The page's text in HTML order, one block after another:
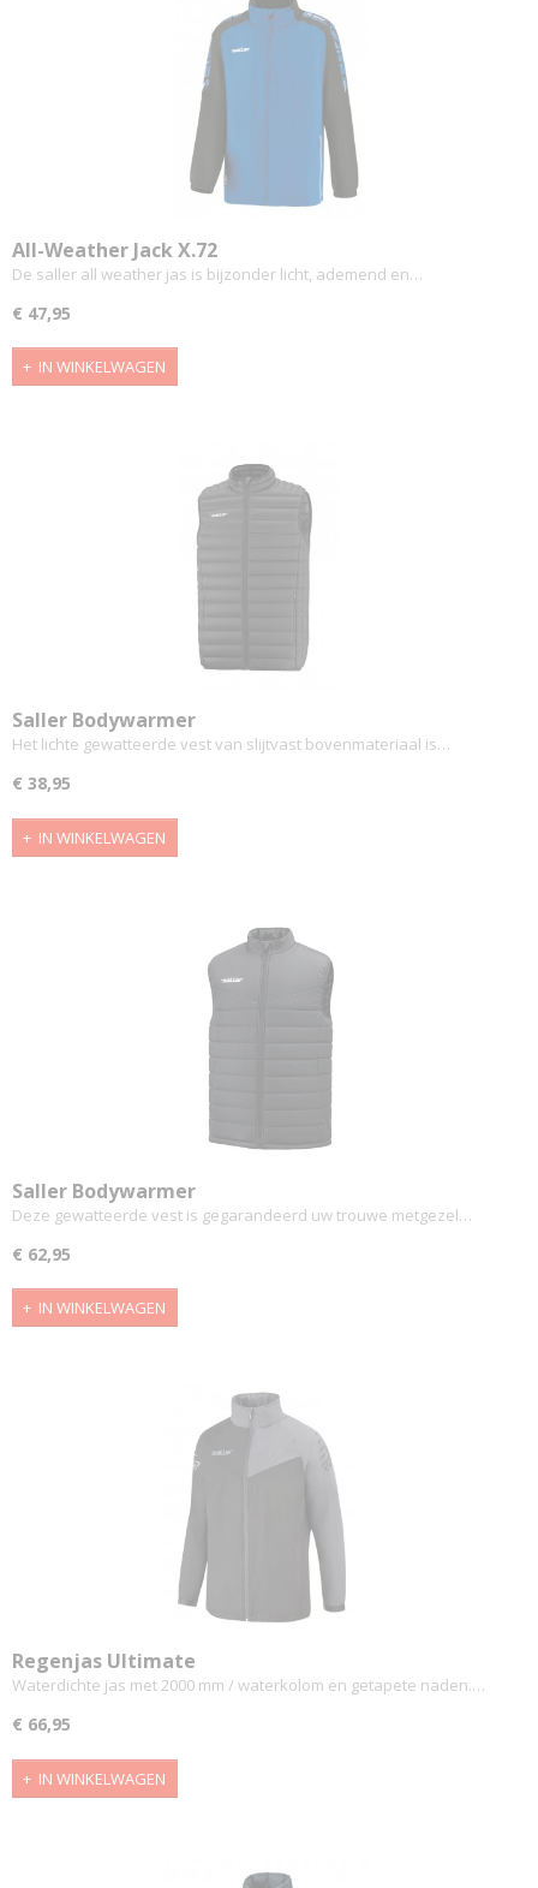
All-Weather Jack X.72
De saller all weather jas is bijzonder licht, ademend en…
€ 47,95
IN WINKELWAGEN
Saller Bodywarmer
Het lichte gewatteerde vest van slijtvast bovenmateriaal is…
€ 38,95
IN WINKELWAGEN
Saller Bodywarmer
Deze gewatteerde vest is gegarandeerd uw trouwe metgezel…
€ 62,95
IN WINKELWAGEN
Regenjas Ultimate
Waterdichte jas met 2000 mm / waterkolom en getapete naden.…
€ 66,95
IN WINKELWAGEN